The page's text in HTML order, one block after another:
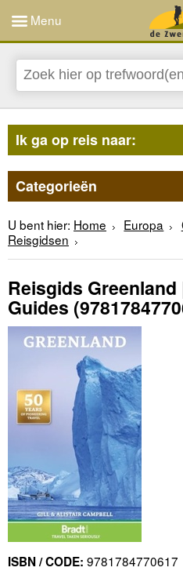
Menu
Ik ga op reis naar:
Categorieën
U bent hier: Home Europa
Reisgidsen
Reisgids Greenland
Guides
ISBN / CODE: 9781784770617